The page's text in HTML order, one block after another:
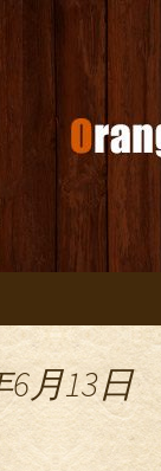
月13日